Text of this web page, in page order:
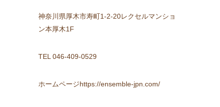
神奈川県厚木市寿町1-2-20レクセルマンショ
ン本厚木1F
TEL 046-409-0529
ホームページhttps://ensemble-jpn.com/